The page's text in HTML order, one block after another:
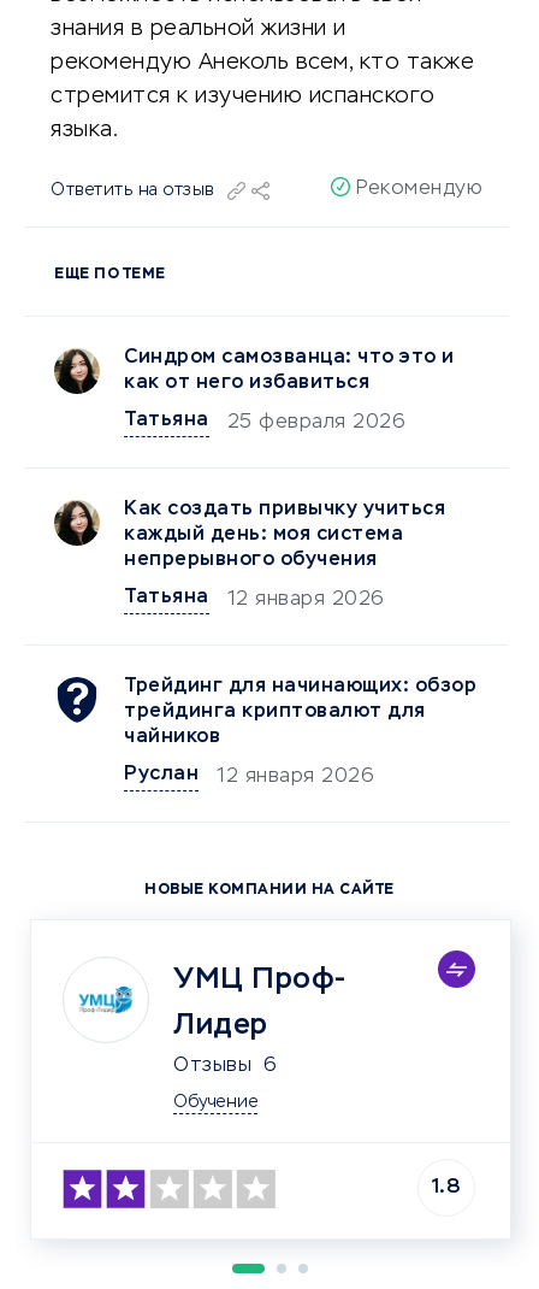
знания в реальной жизни и
рекомендую Анеколь всем, кто также
стремится к изучению испанского
языка.
Ответить на отзыв Рекомендую
ЕЩЕ ПО ТЕМЕ
Синдром самозванца: что это и
как от него избавиться
Татьяна
25 февраля 2026
Как создать привычку учиться
каждый день: моя система
непрерывного обучения
Татьяна
12 января 2026
Трейдинг для начинающих: обзор
трейдинга криптовалют для
чайников
Руслан
12 января 2026
НОВЫЕ КОМПАНИИ НА САЙТЕ
УМЦ Проф-
Лидер
Отзывы 6
Обучение
1.8